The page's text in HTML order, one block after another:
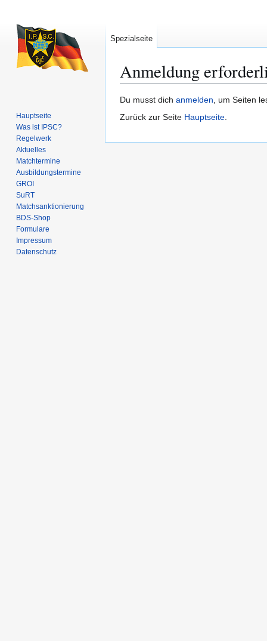
Anmeldung
Zur
Navigation
Zur
Suche
Du musst dich anmelden, um Seiten
Zurück zur Seite Hauptseite.
Spezialseite
Hauptseite
Was ist IPSC?
Regelwerk
Aktuelles
Matchtermine
Ausbildungs­termine
GROI
SuRT
Match­sanktionierung
BDS-Shop
Formulare
Impressum
Datenschutz